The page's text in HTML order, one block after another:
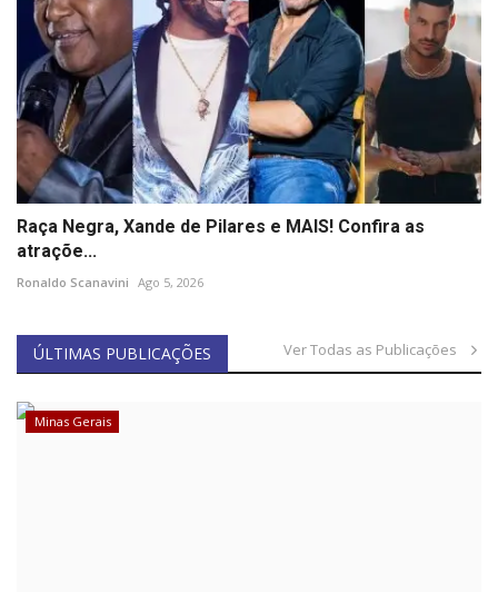
Raça Negra, Xande de Pilares e MAIS! Confira as
atraçõe...
Ronaldo Scanavini Ago 5, 2026
ÚLTIMAS PUBLICAÇÕES Ver Todas as Publicações
Minas Gerais